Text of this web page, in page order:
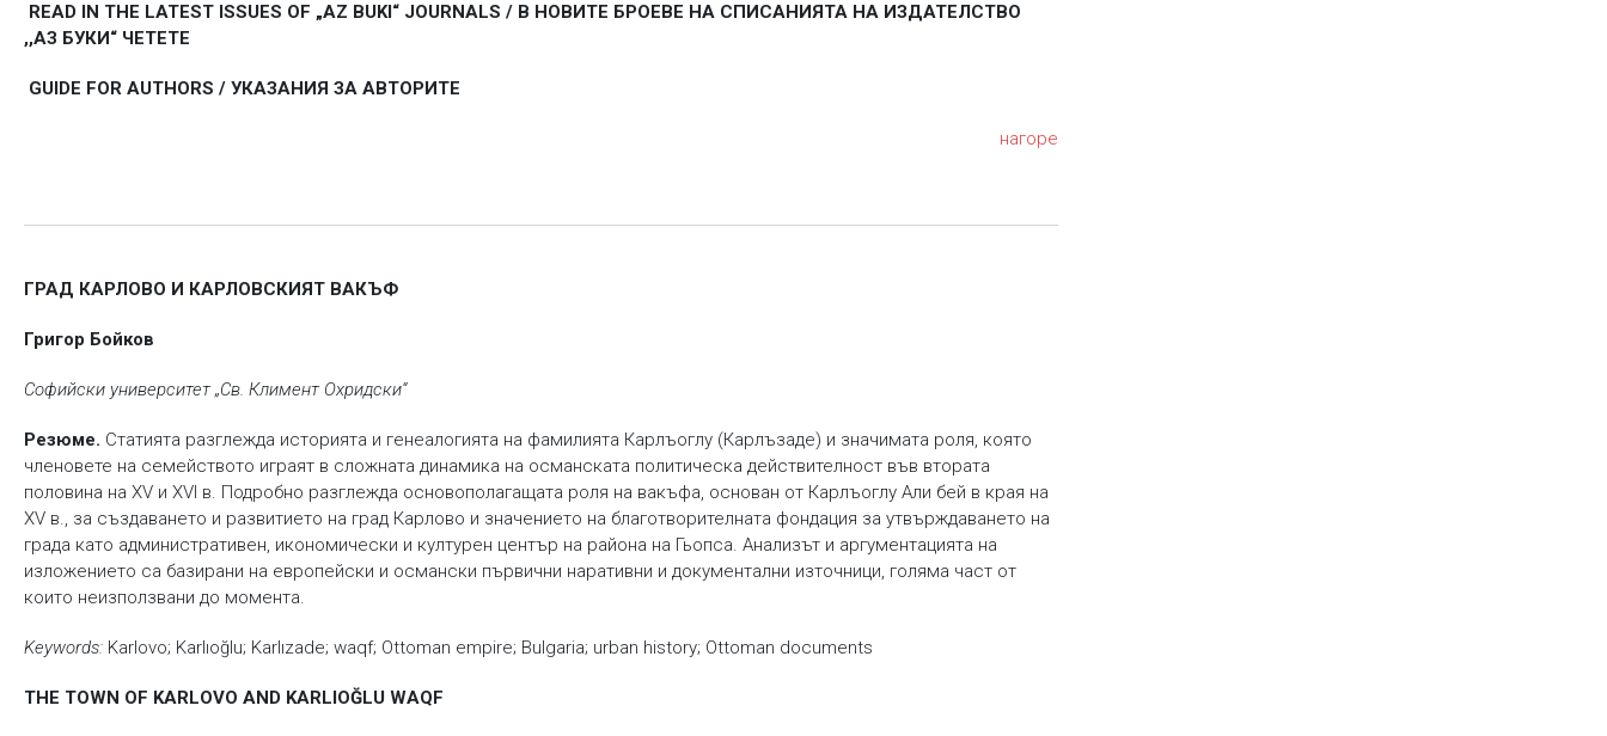
READ IN THE LATEST ISSUES OF „AZ BUKI“ JOURNALS / В НОВИТЕ БРОЕВЕ НА СПИСАНИЯТА НА ИЗДАТЕЛСТВО
,,АЗ БУКИ“ ЧЕТЕТЕ
GUIDE FOR AUTHORS / УКАЗАНИЯ ЗА АВТОРИТЕ
нагоре
ГРАД КАРЛОВО И КАРЛОВСКИЯТ ВАКЪФ
Григор Бойков
Софийски университет „Св. Климент Охридски“
Резюме. Статията разглежда историята и генеалогията на фамилията Карлъоглу (Карлъзаде) и значимата роля, която
членовете на семейството играят в сложната динамика на османската политическа действителност във втората
половина на ХV и ХVІ в. Подробно разглежда основополагащата роля на вакъфа, основан от Карлъоглу Али бей в края на
ХV в., за създаването и развитието на град Карлово и значението на благотворителната фондация за утвърждаването на
града като административен, икономически и културен център на района на Гьопса. Анализът и аргументацията на
изложението са базирани на европейски и османски първични наративни и документални източници, голяма част от
които неизползвани до момента.
Keywords:Karlovo; Karlıoğlu; Karlızade; waqf; Ottoman empire; Bulgaria; urban history; Ottoman documents
THE TOWN OF KARLOVO AND KARLIOĞLU WAQF